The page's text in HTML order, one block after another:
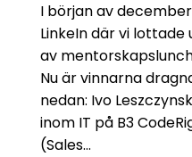
I början av
LinkeIn där vi
av
Nu är vinnarna
nedan: Ivo
inom IT på B3
(Sales...